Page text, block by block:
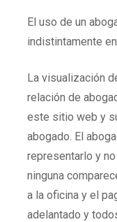
CA CORTES
NOTICIAS Y BLOG
AYUDA DEL DMV
PREGUNTAS
CONTÁCTENOS
El uso de un
indistintamente
La visualización
relación de
este sitio web y
abogado. El
representarlo y
ninguna
a la oficina y el
adelantado y